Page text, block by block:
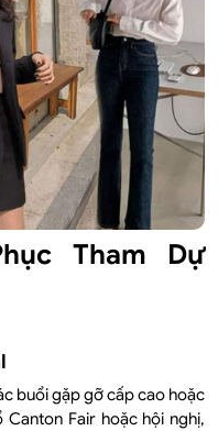
Tham Dự
buổi gặp gỡ cấp cao hoặc
Fair hoặc hội nghị,